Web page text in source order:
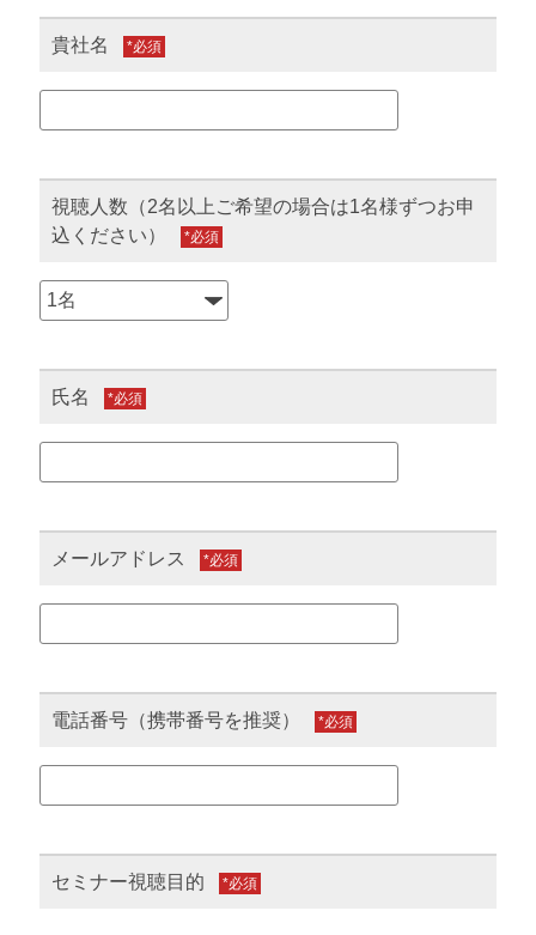
貴社名 *
視聴人数（2名以上ご希望の場合は1名様ずつお申
込ください）
*
氏名 *
メールアドレス *
電話番号（携帯番号を推奨） *
セミナー視聴目的 *